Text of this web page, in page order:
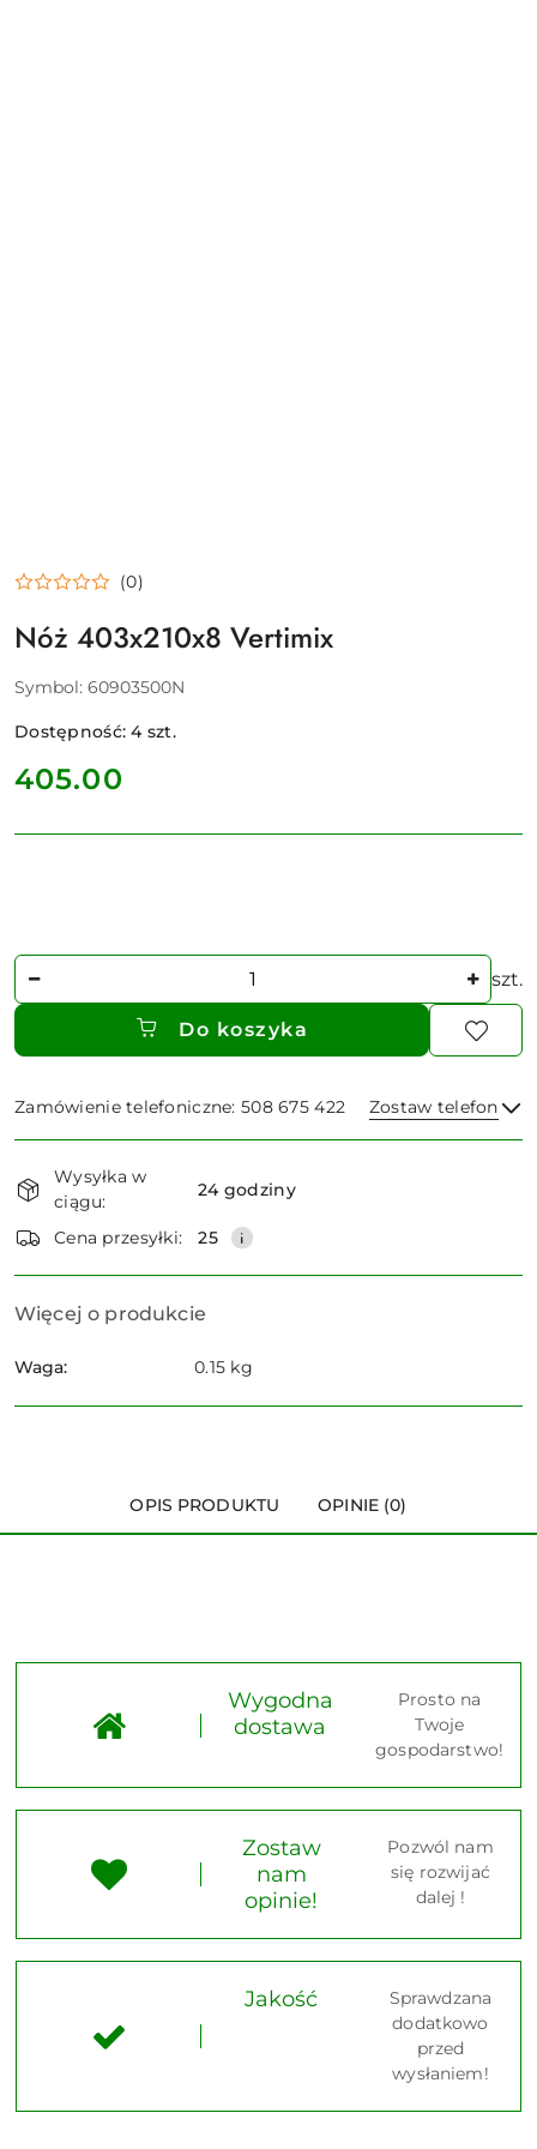
(0)
Nóż 403x210x8 Vertimix
Symbol: 60903500N
Dostępność:4 szt.
cena:
405.00
Ilość szt.
Do koszyka
Zamówienie telefoniczne: 508 675 422 Zostaw telefon
i
dostawa
Wysyłka w
ciągu:
24 godziny
Cena przesyłki: 25
Więcej o produkcie
Waga: 0.15 kg
OPIS PRODUKTU OPINIE (0)
Wygodna
dostawa
Prosto na
Twoje
gospodarstwo!
Zostaw
nam
opinie!
Pozwól nam
się rozwijać
dalej !
Jakość
Sprawdzana
dodatkowo
przed
wysłaniem!